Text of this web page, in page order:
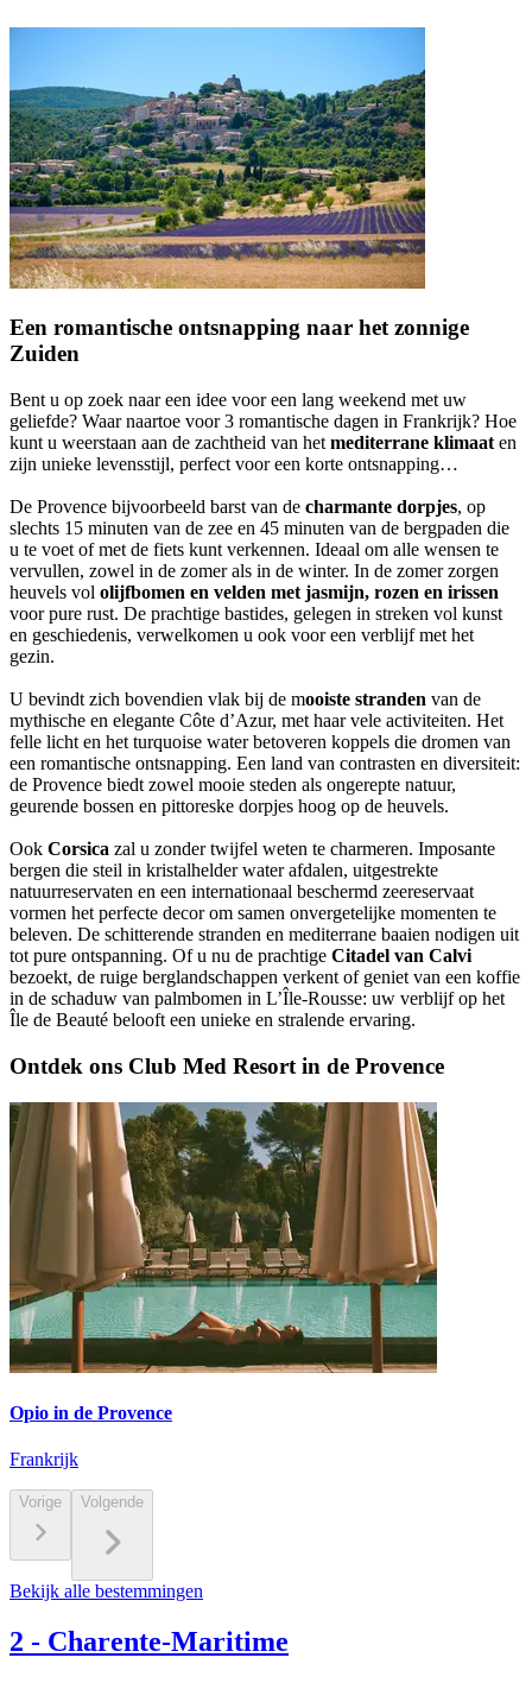
Een romantische ontsnapping naar het zonnige
Zuiden
Bent u op zoek naar een idee voor een lang weekend met uw
geliefde? Waar naartoe voor 3 romantische dagen in Frankrijk? Hoe
kunt u weerstaan aan de zachtheid van het mediterrane klimaat en
zijn unieke levensstijl, perfect voor een korte ontsnapping…
De Provence bijvoorbeeld barst van de charmante dorpjes, op
slechts 15 minuten van de zee en 45 minuten van de bergpaden die
u te voet of met de fiets kunt verkennen. Ideaal om alle wensen te
vervullen, zowel in de zomer als in de winter. In de zomer zorgen
heuvels vol olijfbomen en velden met jasmijn, rozen en irissen
voor pure rust. De prachtige bastides, gelegen in streken vol kunst
en geschiedenis, verwelkomen u ook voor een verblijf met het
gezin.
U bevindt zich bovendien vlak bij de mooiste stranden van de
mythische en elegante Côte d’Azur, met haar vele activiteiten. Het
felle licht en het turquoise water betoveren koppels die dromen van
een romantische ontsnapping. Een land van contrasten en diversiteit:
de Provence biedt zowel mooie steden als ongerepte natuur,
geurende bossen en pittoreske dorpjes hoog op de heuvels.
Ook Corsica zal u zonder twijfel weten te charmeren. Imposante
bergen die steil in kristalhelder water afdalen, uitgestrekte
natuurreservaten en een internationaal beschermd zeereservaat
vormen het perfecte decor om samen onvergetelijke momenten te
beleven. De schitterende stranden en mediterrane baaien nodigen uit
tot pure ontspanning. Of u nu de prachtige Citadel van Calvi
bezoekt, de ruige berglandschappen verkent of geniet van een koffie
in de schaduw van palmbomen in L’Île-Rousse: uw verblijf op het
Île de Beauté belooft een unieke en stralende ervaring.
Ontdek ons Club Med Resort in de Provence
Opio in de Provence
Frankrijk
Vorige Volgende
Bekijk alle bestemmingen
2 - Charente-Maritime